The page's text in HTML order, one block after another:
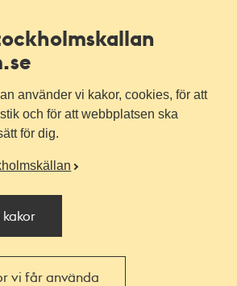
använder vi kakor, cookies, för att
och för att webbplatsen ska
för dig.
vi får använda